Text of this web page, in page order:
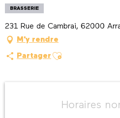
BRASSERIE
231 Rue de Cambrai, 62000
M'y rendre
Partager Ajouter aux favoris
Horaires